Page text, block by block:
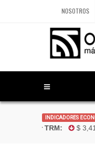
NOSOTROS
INDICADORES
Dólar TRM: $